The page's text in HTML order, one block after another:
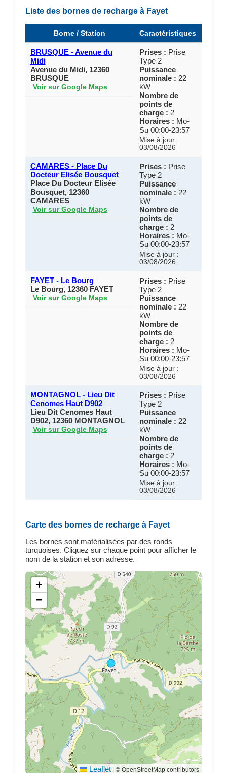
Liste des bornes de recharge à Fayet
Borne / Station Caractéristiques
BRUSQUE - Avenue du
Midi
Avenue du Midi, 12360
BRUSQUE
Voir sur Google Maps
Prises : Prise
Type 2
Puissance
nominale : 22
kW
Nombre de
points de
charge : 2
Horaires : Mo-
Su 00:00-23:57
Mise à jour :
03/08/2026
CAMARES - Place Du
Docteur Elisée Bousquet
Place Du Docteur Elisée
Bousquet, 12360
CAMARES
Voir sur Google Maps
Prises : Prise
Type 2
Puissance
nominale : 22
kW
Nombre de
points de
charge : 2
Horaires : Mo-
Su 00:00-23:57
Mise à jour :
03/08/2026
FAYET - Le Bourg
Le Bourg, 12360 FAYET
Voir sur Google Maps
Prises : Prise
Type 2
Puissance
nominale : 22
kW
Nombre de
points de
charge : 2
Horaires : Mo-
Su 00:00-23:57
Mise à jour :
03/08/2026
MONTAGNOL - Lieu Dit
Cenomes Haut D902
Lieu Dit Cenomes Haut
D902, 12360 MONTAGNOL
Voir sur Google Maps
Prises : Prise
Type 2
Puissance
nominale : 22
kW
Nombre de
points de
charge : 2
Horaires : Mo-
Su 00:00-23:57
Mise à jour :
03/08/2026
Carte des bornes de recharge à Fayet
Les bornes sont matérialisées par des ronds
turquoises. Cliquez sur chaque point pour afficher le
nom de la station et son adresse.
+
−
Leaflet | © OpenStreetMap contributors